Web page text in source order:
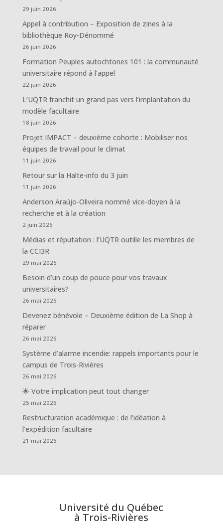
29 juin 2026
Appel à contribution – Exposition de zines à la
bibliothèque Roy-Dénommé
26 juin 2026
Formation Peuples autochtones 101 : la communauté
universitaire répond à l’appel
22 juin 2026
L’UQTR franchit un grand pas vers l’implantation du
modèle facultaire
18 juin 2026
Projet IMPACT – deuxième cohorte : Mobiliser nos
équipes de travail pour le climat
11 juin 2026
Retour sur la Halte-info du 3 juin
11 juin 2026
Anderson Araújo-Oliveira nommé vice-doyen à la
recherche et à la création
2 juin 2026
Médias et réputation : l’UQTR outille les membres de
la CCI3R
29 mai 2026
Besoin d’un coup de pouce pour vos travaux
universitaires?
26 mai 2026
Devenez bénévole – Deuxième édition de La Shop à
réparer
26 mai 2026
Système d’alarme incendie: rappels importants pour le
campus de Trois-Rivières
26 mai 2026
🌟 Votre implication peut tout changer
25 mai 2026
Restructuration académique : de l’idéation à
l’expédition facultaire
21 mai 2026
Université du Québec
à Trois-Rivières